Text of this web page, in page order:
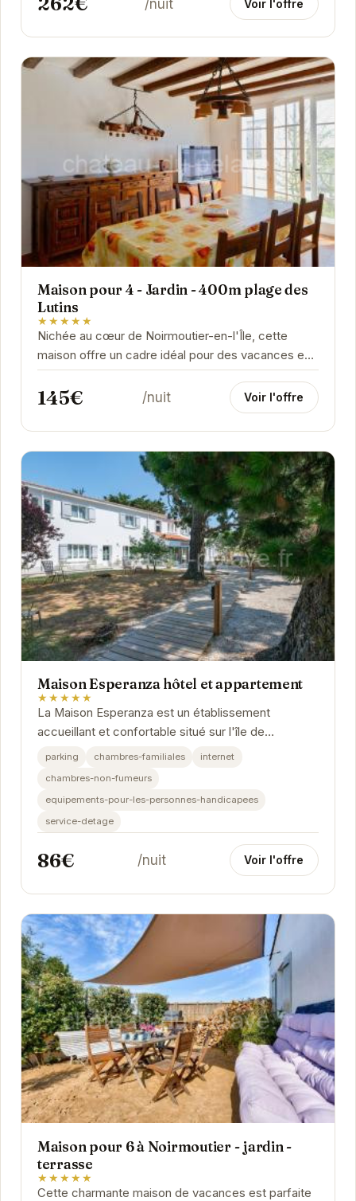
/nuit Voir l'offre
Maison pour 4 - Jardin - 400m plage des
Lutins
★★★★★
Nichée au cœur de Noirmoutier-en-l'Île, cette
maison offre un cadre idéal pour des vacances en
famille ou entre amis. Son jardin privatif vous...
145€ /nuit Voir l'offre
Maison Esperanza hôtel et appartement
★★★★★
La Maison Esperanza est un établissement
accueillant et confortable situé sur l'île de
Noirmoutier.
parking chambres-familiales
internet
chambres-non-fumeurs
equipements-pour-les-personnes-handicapees
service-detage
86€ /nuit Voir l'offre
Maison pour 6 à Noirmoutier - jardin -
terrasse
★★★★★
Cette charmante maison de vacances est parfaite